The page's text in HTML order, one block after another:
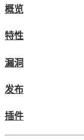
概览
特性
漏洞
发布
插件